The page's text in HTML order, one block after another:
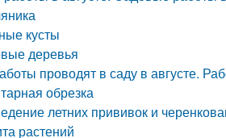
кусты
деревья
проводят в саду в августе.
обрезка
летних прививок и
растений